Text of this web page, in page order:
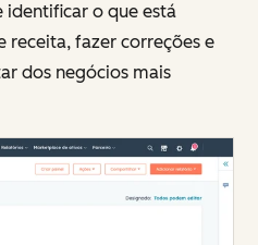
o que está
receita, fazer correções e
dos negócios mais